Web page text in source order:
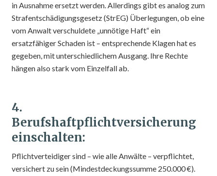
in Ausnahme ersetzt werden. Allerdings gibt es analog zum
Strafentschädigungsgesetz (StrEG) Überlegungen, ob eine
vom Anwalt verschuldete „unnötige Haft“ ein
ersatzfähiger Schaden ist – entsprechende Klagen hat es
gegeben, mit unterschiedlichem Ausgang. Ihre Rechte
hängen also stark vom Einzelfall ab.
4.
Berufshaftpflichtversicherung
einschalten:
Pflichtverteidiger sind – wie alle Anwälte – verpflichtet,
versichert zu sein (Mindestdeckungssumme 250.000 €).